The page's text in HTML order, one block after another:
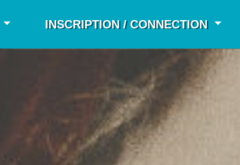
INSCRIPTION / CONNECTION